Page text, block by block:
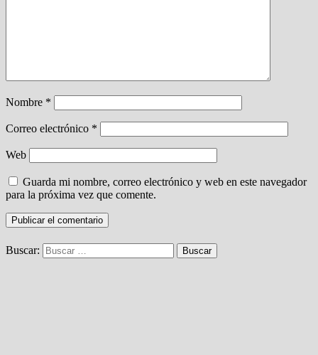
Nombre *
Correo electrónico *
Web
Guarda mi nombre, correo electrónico y web en este navegador
para la próxima vez que comente.
Buscar: